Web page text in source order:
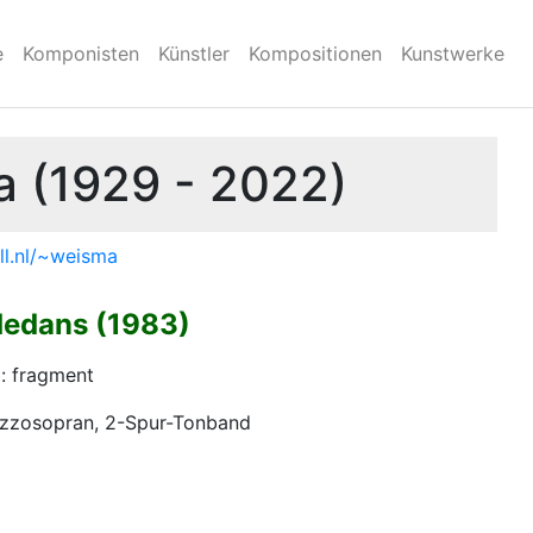
Komponisten Künstler Kompositionen Kunstwerke
(1929 - 2022)
~weisma
(1983)
fragment
2-Spur-Tonband